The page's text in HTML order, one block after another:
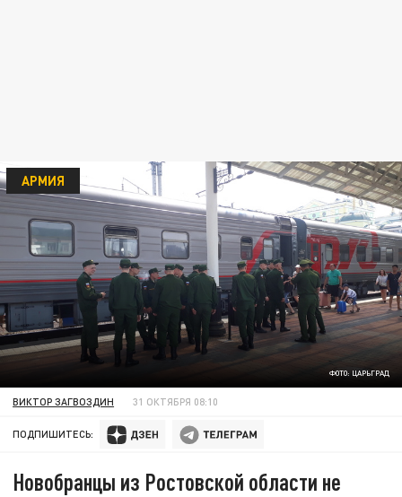
ФОТО: ЦАРЬГРАД
АРМИЯ
ВИКТОР ЗАГВОЗДИН 31 ОКТЯБРЯ 08:10
ПОДПИШИТЕСЬ:
Новобранцы из Ростовской области не